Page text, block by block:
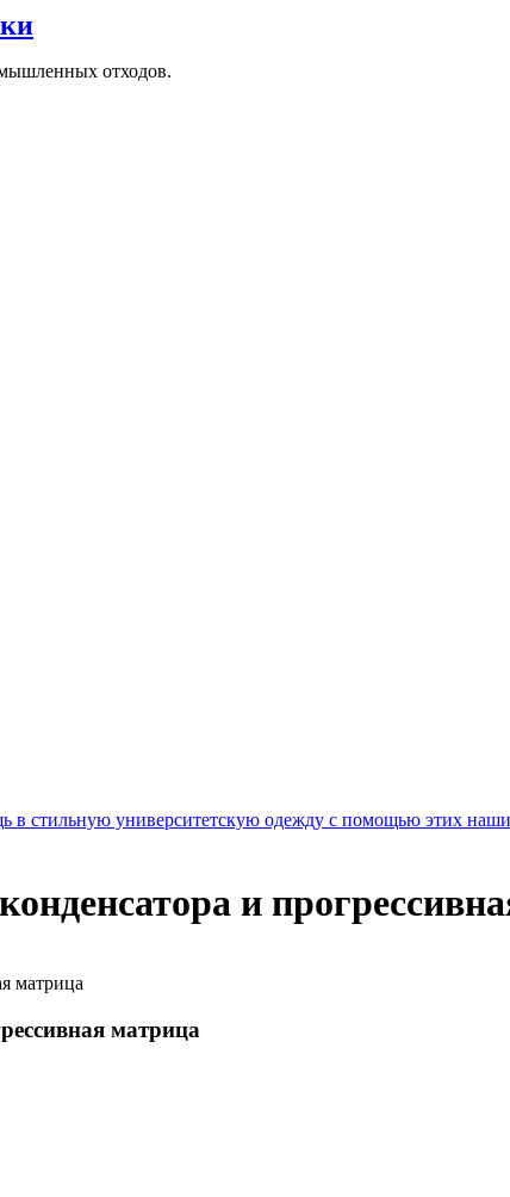
отходов.
в стильную университетскую одежду с помощью этих
и
матрица
матрица